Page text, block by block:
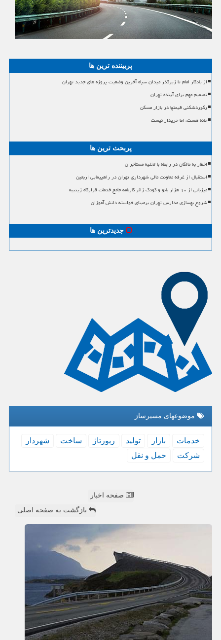
پربیننده ترین ها
از یادگار امام تا زیرگذر میدان سپاه آخرین وضعیت پروژه های جدید تهران
تصمیم مهم برای آینده تهران
رکوردشکنی قیمتها در بازار مسکن
خانه هست، اما خریدار نیست
پربحث ترین ها
اخطار به مالکان در رابطه با تخلیه مستأجران
استقبال از غرفه معاونت مالی شهرداری تهران در راهپیمایی اربعین
میزبانی از ۱۰ هزار بانو و کودک زائر کارنامه جامع خدمات قرارگاه زینبیه
شروع بهسازی مدارس تهران برمبنای خواسته دانش آموزان
جدیدترین ها
موضوعهای مسیرساز
خدمات بازار تولید رپورتاژ ساخت
شهردار
شركت
حمل و نقل
صفحه اخبار
بازگشت به صفحه اصلی